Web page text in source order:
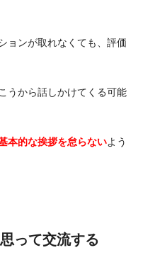
ョンが取れなくても、評価
うから話しかけてくる可能
本的な挨拶を怠らないよう
って交流する